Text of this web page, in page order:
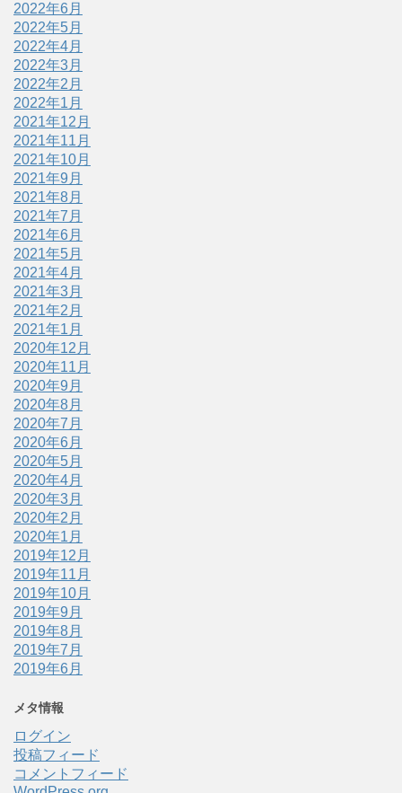
2022年6月
2022年5月
2022年4月
2022年3月
2022年2月
2022年1月
2021年12月
2021年11月
2021年10月
2021年9月
2021年8月
2021年7月
2021年6月
2021年5月
2021年4月
2021年3月
2021年2月
2021年1月
2020年12月
2020年11月
2020年9月
2020年8月
2020年7月
2020年6月
2020年5月
2020年4月
2020年3月
2020年2月
2020年1月
2019年12月
2019年11月
2019年10月
2019年9月
2019年8月
2019年7月
2019年6月
メタ情報
ログイン
投稿フィード
コメントフィード